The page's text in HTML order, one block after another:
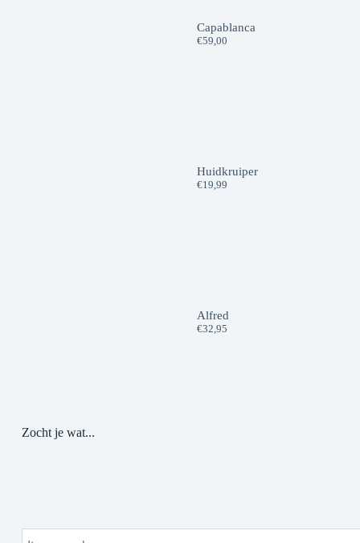
Capablanca
€59,00
Huidkruiper
€19,99
Alfred
€32,95
Zocht je wat...